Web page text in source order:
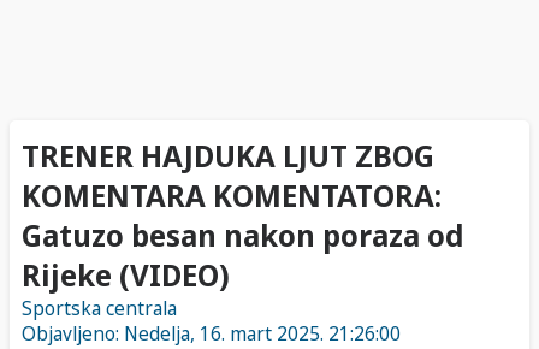
TRENER HAJDUKA LJUT ZBOG
KOMENTARA KOMENTATORA:
Gatuzo besan nakon poraza od
Rijeke (VIDEO)
Sportska centrala
Objavljeno: Nedelja, 16. mart 2025. 21:26:00